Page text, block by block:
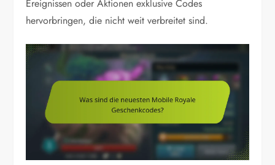
Ereignissen oder Aktionen exklusive Codes
hervorbringen, die nicht weit verbreitet sind.